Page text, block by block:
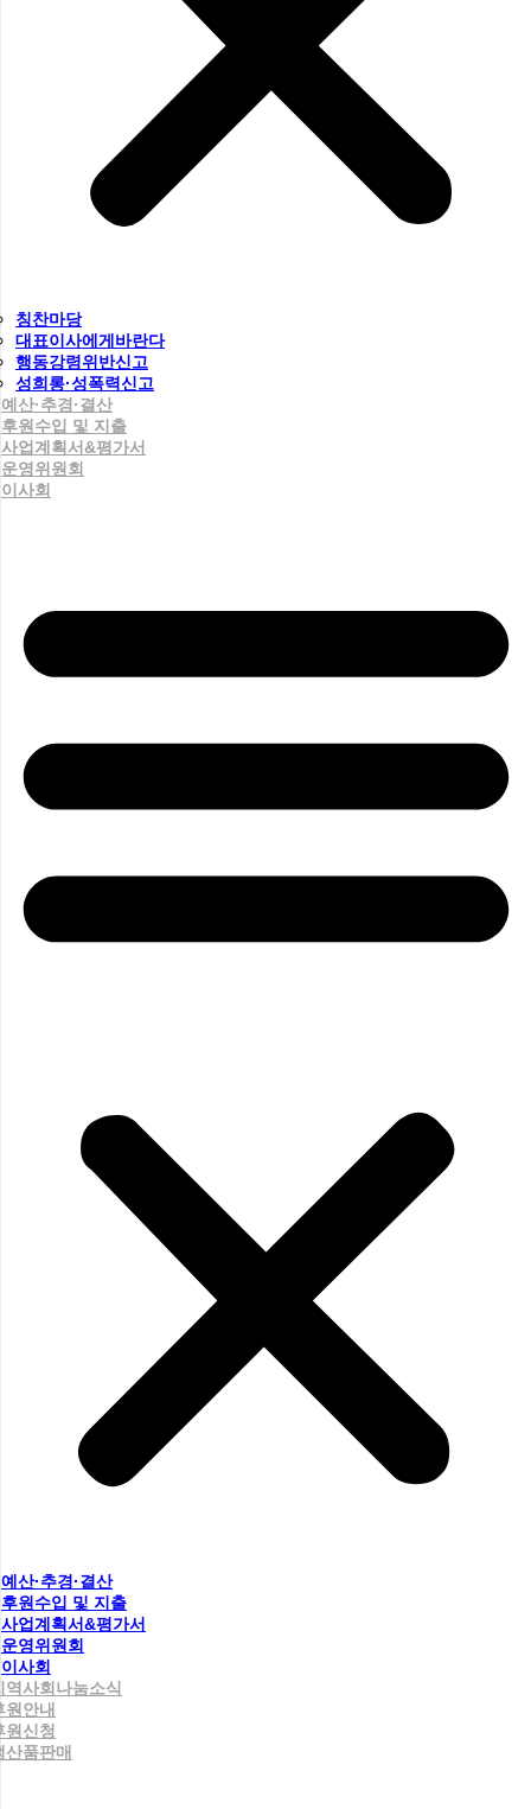
칭찬마당
대표이사에게바란다
행동강령위반신고
성희롱·성폭력신고
예산·추경·결산
후원수입 및 지출
사업계획서&평가서
운영위원회
이사회
예산·추경·결산
후원수입 및 지출
사업계획서&평가서
운영위원회
이사회
역사회나눔소식
원안내
원신청
산품판매